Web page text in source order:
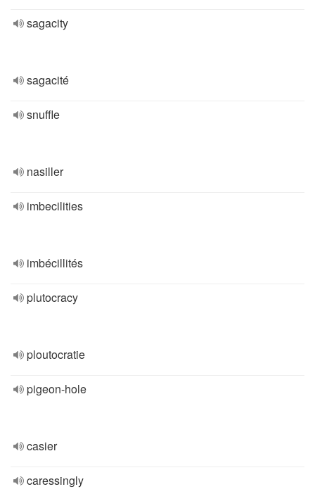
sagacity
sagacité
snuffle
nasiller
imbecilities
imbécillités
plutocracy
ploutocratie
pigeon-hole
casier
caressingly